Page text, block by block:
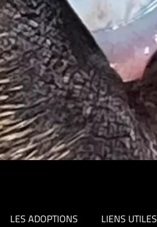
LES ADOPTIONS LIENS UTILES